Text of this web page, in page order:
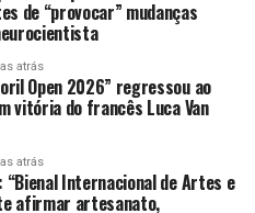
de “provocar” mudanças
atrás
Open 2026” regressou ao
vitória do francês Luca Van
atrás
“Bienal Internacional de Artes e
afirmar artesanato,